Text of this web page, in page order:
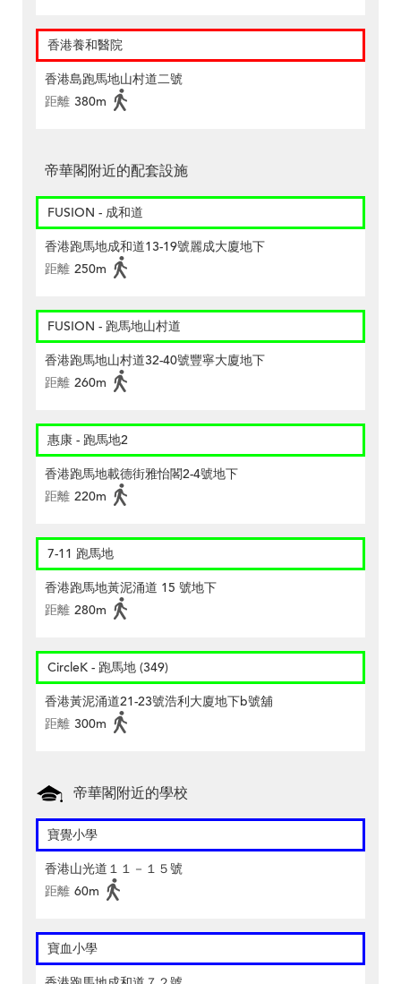
香港養和醫院
香港島跑馬地山村道二號
距離 380m
帝華閣附近的配套設施
FUSION - 成和道
香港跑馬地成和道13-19號麗成大廈地下
距離 250m
FUSION - 跑馬地山村道
香港跑馬地山村道32-40號豐寧大廈地下
距離 260m
惠康 - 跑馬地2
香港跑馬地載德街雅怡閣2-4號地下
距離 220m
7-11 跑馬地
香港跑馬地黃泥涌道 15 號地下
距離 280m
CircleK - 跑馬地 (349)
香港黃泥涌道21-23號浩利大廈地下b號舖
距離 300m
帝華閣附近的學校
寶覺小學
香港山光道１１－１５號
距離 60m
寶血小學